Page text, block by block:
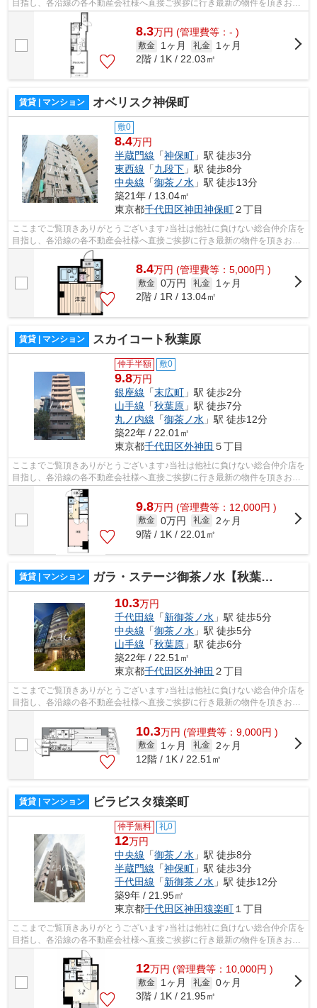
目指し、各沿線の各不動産会社様へ直接ご挨拶に行き最新の物件を頂きお客
様へ提供しております！最新の情報は...
8.3万円 (管理費等：- )
敷金 1ヶ月 礼金
1ヶ月
2階 / 1K / 22.03㎡
賃貸 | マンション オベリスク神保町
敷0
8.4万円
半蔵門線 「神保町 」駅 徒歩3分
東西線 「九段下 」駅 徒歩8分
中央線 「御茶ノ水 」駅 徒歩13分
築21年 / 13.04㎡
東京都千代田区神田神保町２丁目
ここまでご覧頂きありがとうございます♪当社は他社に負けない総合仲介店を
目指し、各沿線の各不動産会社様へ直接ご挨拶に行き最新の物件を頂きお客
様へ提供しております！最新の情報は...
8.4万円 (管理費等：5,000円 )
敷金 0万円 礼金
1ヶ月
2階 / 1R / 13.04㎡
賃貸 | マンション スカイコート秋葉原
仲手半額 敷0
9.8万円
銀座線 「末広町 」駅 徒歩2分
山手線 「秋葉原 」駅 徒歩7分
丸ノ内線 「御茶ノ水 」駅 徒歩12分
築22年 / 22.01㎡
東京都千代田区外神田 ５丁目
ここまでご覧頂きありがとうございます♪当社は他社に負けない総合仲介店を
目指し、各沿線の各不動産会社様へ直接ご挨拶に行き最新の物件を頂きお客
様へ提供しております！最新の情報は...
9.8万円 (管理費等：12,000円 )
敷金 0万円 礼金
2ヶ月
9階 / 1K / 22.01㎡
賃貸 | マンション ガラ・ステージ御茶ノ水【秋葉原】
10.3万円
千代田線 「新御茶ノ水 」駅 徒歩5分
中央線 「御茶ノ水 」駅 徒歩5分
山手線 「秋葉原 」駅 徒歩6分
築22年 / 22.51㎡
東京都千代田区外神田 ２丁目
ここまでご覧頂きありがとうございます♪当社は他社に負けない総合仲介店を
目指し、各沿線の各不動産会社様へ直接ご挨拶に行き最新の物件を頂きお客
10.3万円 (管理費等：9,000円 )
敷金 1ヶ月 礼金
2ヶ月
12階 / 1K / 22.51㎡
賃貸 | マンション ビラビスタ猿楽町
仲手無料 礼0
12万円
中央線 「御茶ノ水 」駅 徒歩8分
半蔵門線 「神保町 」駅 徒歩3分
千代田線 「新御茶ノ水 」駅 徒歩12分
築9年 / 21.95㎡
東京都千代田区神田猿楽町 １丁目
ここまでご覧頂きありがとうございます♪当社は他社に負けない総合仲介店を
目指し、各沿線の各不動産会社様へ直接ご挨拶に行き最新の物件を頂きお客
様へ提供しております！最新の情報は...
12万円 (管理費等：10,000円 )
敷金 1ヶ月 礼金 0ヶ月
3階 / 1K / 21.95㎡